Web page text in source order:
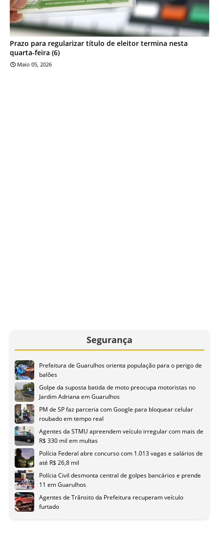
Prazo para regularizar título de eleitor termina nesta
quarta-feira (6)
Maio 05, 2026
Segurança
Prefeitura de Guarulhos orienta população para o perigo de
balões
Golpe da suposta batida de moto preocupa motoristas no
Jardim Adriana em Guarulhos
PM de SP faz parceria com Google para bloquear celular
roubado em tempo real
Agentes da STMU apreendem veículo irregular com mais de
R$ 330 mil em multas
Polícia Federal abre concurso com 1.013 vagas e salários de
até R$ 26,8 mil
Polícia Civil desmonta central de golpes bancários e prende
11 em Guarulhos
Agentes de Trânsito da Prefeitura recuperam veículo
furtado